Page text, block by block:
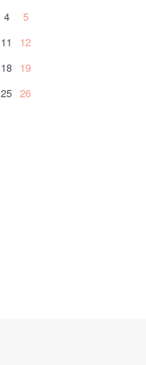
4
5
11
12
18 19
25 26